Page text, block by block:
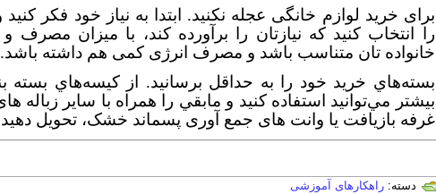
برای خرید لوازم خانگی عجله نکنید. ابتدا به نیاز خود فکر
را انتخاب کنید که نیازتان را برآورده کند، با میزان مصرف و
خانواده تان متناسب باشد و مصرف انرژی کمی هم داشته باشد.
بسته‌هاي خريد خود را به حداقل برسانيد. از كيسه‌هاي بسته
بيشتر مي‌توانيد استفاده كنيد و مابقي را همراه با سایر زباله
غرفه بازيافت یا وانت های جمع آوری پسماند خشک، تحویل
دسته:راهکارهای آموزشی